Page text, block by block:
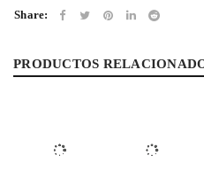
Share:
PRODUCTOS